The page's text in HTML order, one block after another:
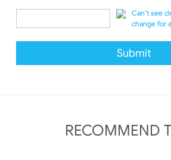
Can’t see
change for
RECOMMEND